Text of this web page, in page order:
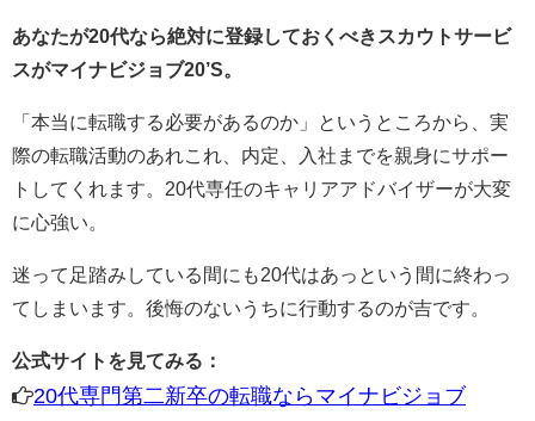
あなたが20代なら絶対に登録しておくべきスカウトサービ
スがマイナビジョブ20’S。
「本当に転職する必要があるのか」というところから、実
際の転職活動のあれこれ、内定、入社までを親身にサポー
トしてくれます。20代専任のキャリアアドバイザーが大変
に心強い。
迷って足踏みしている間にも20代はあっという間に終わっ
てしまいます。後悔のないうちに行動するのが吉です。
公式サイトを見てみる：
20代専門第二新卒の転職ならマイナビジョブ